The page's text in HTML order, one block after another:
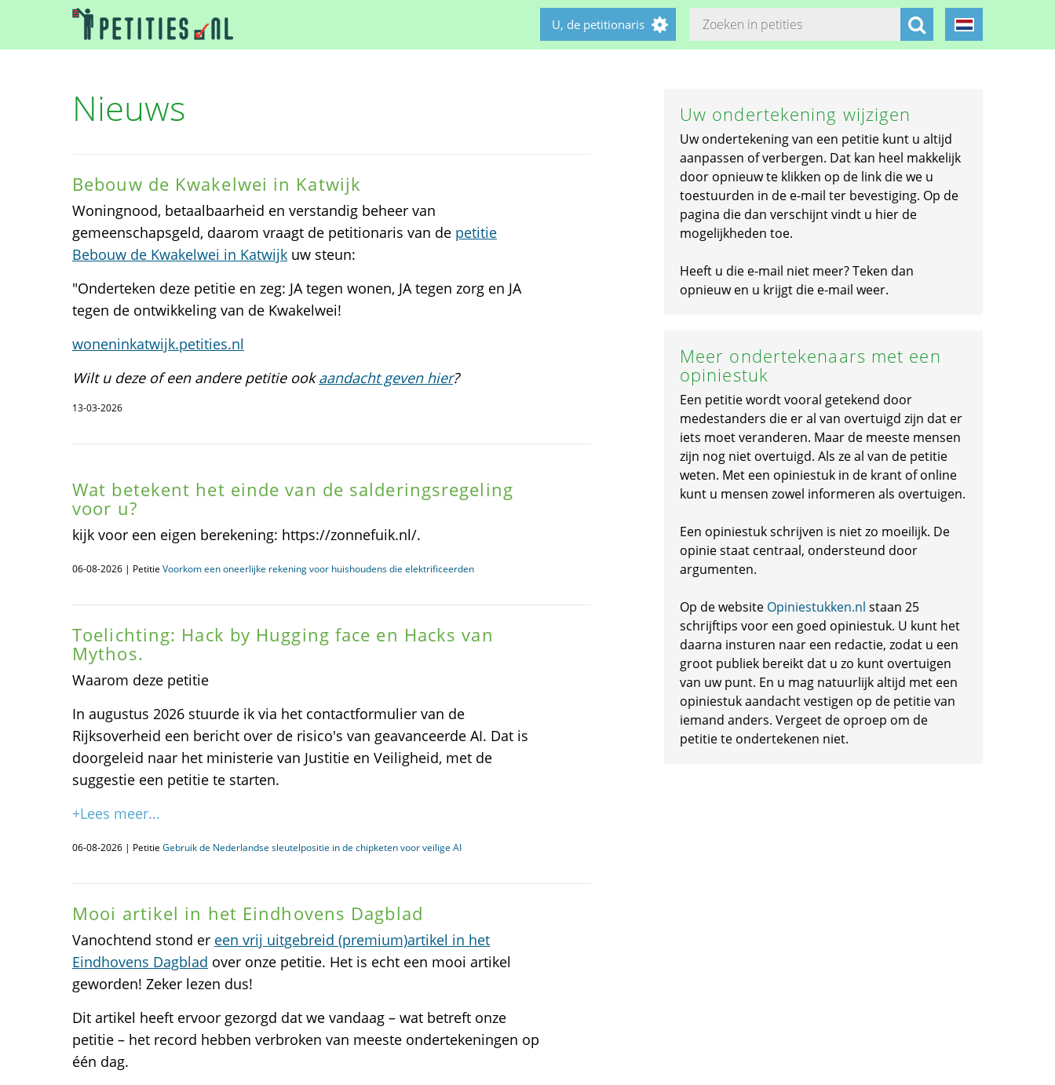
U, de petitionaris
Nieuws
Bebouw de Kwakelwei in Katwijk
Woningnood, betaalbaarheid en verstandig beheer van
gemeenschapsgeld, daarom vraagt de petitionaris van de petitie
Bebouw de Kwakelwei in Katwijk uw steun:
"Onderteken deze petitie en zeg: JA tegen wonen, JA tegen zorg en JA
tegen de ontwikkeling van de Kwakelwei!
woneninkatwijk.petities.nl
Wilt u deze of een andere petitie ookaandacht geven hier?
13-03-2026
Wat betekent het einde van de salderingsregeling
voor u?
kijk voor een eigen berekening: https://zonnefuik.nl/.
06-08-2026 | Petitie Voorkom een oneerlijke rekening voor huishoudens die elektrificeerden
Toelichting: Hack by Hugging face en Hacks van
Mythos.
Waarom deze petitie
In augustus 2026 stuurde ik via het contactformulier van de
Rijksoverheid een bericht over de risico's van geavanceerde AI. Dat is
doorgeleid naar het ministerie van Justitie en Veiligheid, met de
suggestie een petitie te starten.
+Lees meer...
06-08-2026 | Petitie Gebruik de Nederlandse sleutelpositie in de chipketen voor veilige AI
Mooi artikel in het Eindhovens Dagblad
Vanochtend stond er een vrij uitgebreid (premium)artikel in het
Eindhovens Dagblad over onze petitie. Het is echt een mooi artikel
geworden! Zeker lezen dus!
Dit artikel heeft ervoor gezorgd dat we vandaag – wat betreft onze
petitie – het record hebben verbroken van meeste ondertekeningen op
één dag.
Uw ondertekening wijzigen
Uw ondertekening van een petitie kunt u altijd
aanpassen of verbergen. Dat kan heel makkelijk
door opnieuw te klikken op de link die we u
toestuurden in de e-mail ter bevestiging. Op de
pagina die dan verschijnt vindt u hier de
mogelijkheden toe.
Heeft u die e-mail niet meer? Teken dan
opnieuw en u krijgt die e-mail weer.
Meer ondertekenaars met een
opiniestuk
Een petitie wordt vooral getekend door
medestanders die er al van overtuigd zijn dat er
iets moet veranderen. Maar de meeste mensen
zijn nog niet overtuigd. Als ze al van de petitie
weten. Met een opiniestuk in de krant of online
kunt u mensen zowel informeren als overtuigen.
Een opiniestuk schrijven is niet zo moeilijk. De
opinie staat centraal, ondersteund door
argumenten.
Op de website Opiniestukken.nl staan 25
schrijftips voor een goed opiniestuk. U kunt het
daarna insturen naar een redactie, zodat u een
groot publiek bereikt dat u zo kunt overtuigen
van uw punt. En u mag natuurlijk altijd met een
opiniestuk aandacht vestigen op de petitie van
iemand anders. Vergeet de oproep om de
petitie te ondertekenen niet.